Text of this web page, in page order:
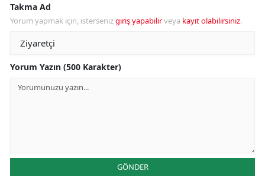
Takma Ad
Yorum yapmak için, istersenizgiriş yapabilirveya kayıt olabilirsiniz.
Yorum Yazın (500 Karakter)
GÖNDER